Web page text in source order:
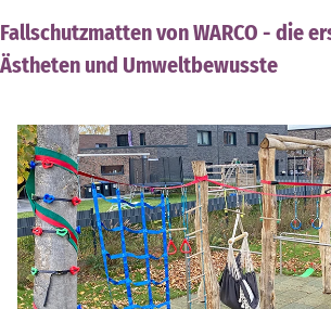
Fallschutzmatten von WARCO - die
Ästheten und Umweltbewusste